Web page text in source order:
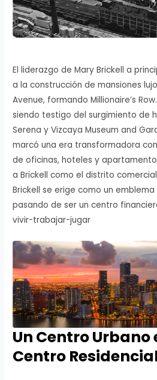
El liderazgo de Mary Brickell a
a la construcción de mansiones
Avenue, formando Millionaire’s
siendo testigo del surgimiento de
Serena y Vizcaya Museum and
marcó una era transformadora
de oficinas, hoteles y
a Brickell como el distrito
Brickell se erige como un
pasando de ser un centro
vivir-trabajar-jugar
Un Centro Urbano
Centro